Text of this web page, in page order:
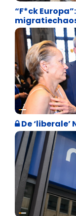
“F*ck
De
Binnenland